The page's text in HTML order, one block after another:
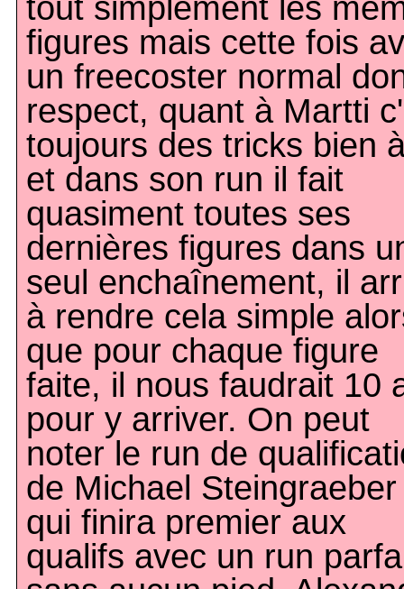
tout simplement les
figures mais cette fois
un freecoster normal
respect, quant à Martti
toujours des tricks bien
et dans son run il fait
quasiment toutes ses
dernières figures dans
seul enchaînement, il
à rendre cela simple
que pour chaque figure
faite, il nous faudrait 10
pour y arriver. On peut
noter le run de
de Michael Steingraeber
qui finira premier aux
qualifs avec un run